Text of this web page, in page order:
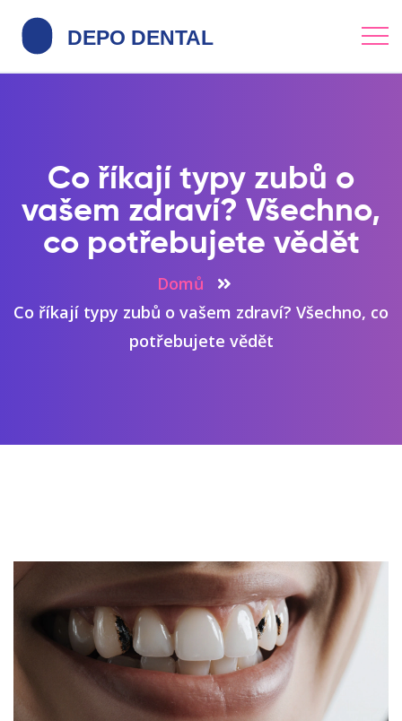
Co říkají typy zubů o
vašem zdraví? Všechno,
co potřebujete vědět
Domů
Co říkají typy zubů o vašem zdraví? Všechno, co
potřebujete vědět